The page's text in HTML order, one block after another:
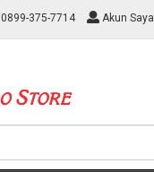
0899-375-7714 Akun Saya